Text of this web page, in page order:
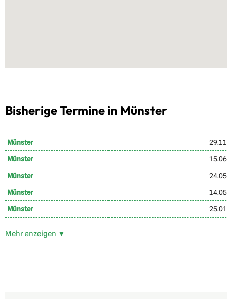
Bisherige Termine in Münster
Münster
Münster
Münster
Münster
Münster
Mehr anzeigen ▼